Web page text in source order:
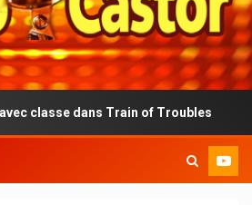
Train of Troubles Une